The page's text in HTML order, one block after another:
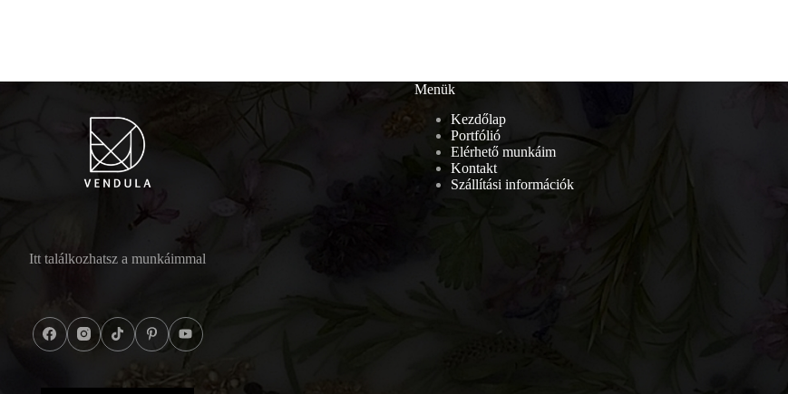
Itt találkozhatsz a munkáimmal
Menük
Kezdőlap
Portfólió
Elérhető munkáim
Kontakt
Szállítási információk